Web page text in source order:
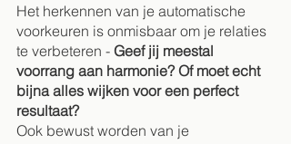
Het herkennen van je automatische
voorkeuren is onmisbaar om je relaties
te verbeteren - Geef jij meestal
voorrang aan harmonie? Of moet echt
bijna alles wijken voor een perfect
resultaat?
Ook bewust worden van je